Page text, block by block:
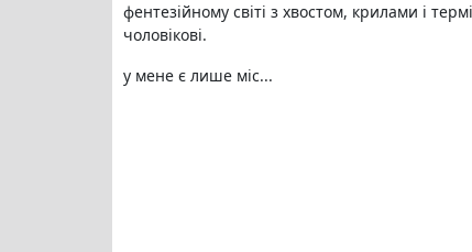
фентезійному світі з хвостом, крилами і
чоловікові.
у мене є лише міс...